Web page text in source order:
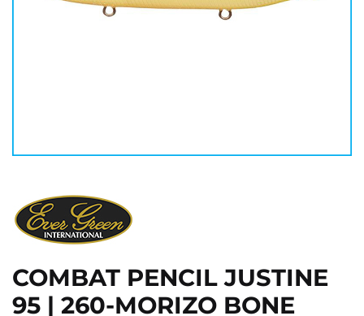
COMBAT PENCIL JUSTINE
95 | 260-MORIZO BONE